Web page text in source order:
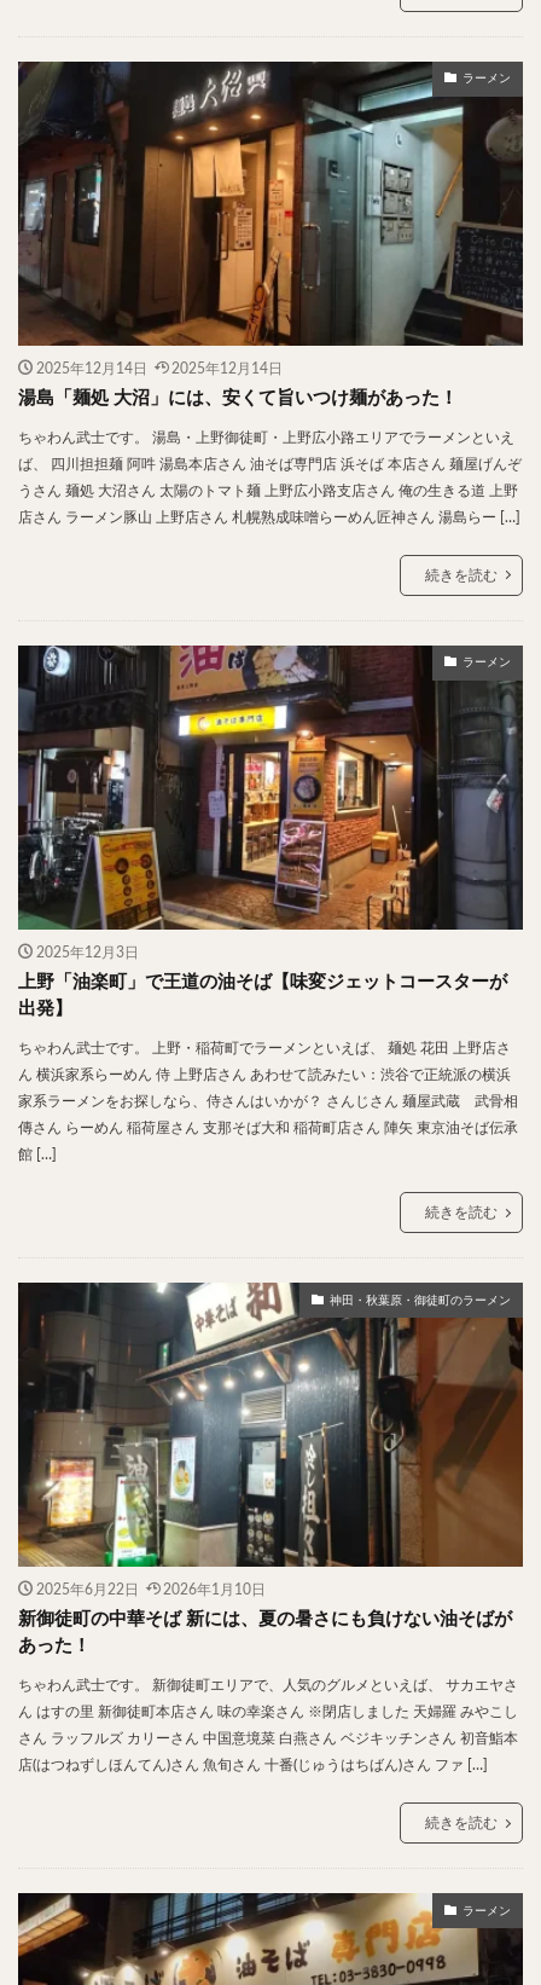
ラーメン
2025年12月14日 2025年12月14日
湯島「麺処 大沼」には、安くて旨いつけ麺があった！
ちゃわん武士です。 湯島・上野御徒町・上野広小路エリアでラーメンといえ
ば、 四川担担麺 阿吽 湯島本店さん 油そば専門店 浜そば 本店さん 麺屋げんぞ
うさん 麺処 大沼さん 太陽のトマト麺 上野広小路支店さん 俺の生きる道 上野
店さん ラーメン豚山 上野店さん 札幌熟成味噌らーめん匠神さん 湯島らー […]
続きを読む
ラーメン
2025年12月3日
上野「油楽町」で王道の油そば【味変ジェットコースターが
出発】
ちゃわん武士です。 上野・稲荷町でラーメンといえば、 麺処 花田 上野店さ
ん 横浜家系らーめん 侍 上野店さん あわせて読みたい：渋谷で正統派の横浜
家系ラーメンをお探しなら、侍さんはいかが？ さんじさん 麺屋武蔵 武骨相
傳さん らーめん 稲荷屋さん 支那そば大和 稲荷町店さん 陣矢 東京油そば伝承
館 […]
続きを読む
神田・秋葉原・御徒町のラーメン
2025年6月22日 2026年1月10日
新御徒町の中華そば 新には、夏の暑さにも負けない油そばが
あった！
ちゃわん武士です。 新御徒町エリアで、人気のグルメといえば、 サカエヤさ
ん はすの里 新御徒町本店さん 味の幸楽さん ※閉店しました 天婦羅 みやこし
さん ラッフルズ カリーさん 中国意境菜 白燕さん ベジキッチンさん 初音鮨本
店(はつねずしほんてん)さん 魚旬さん 十番(じゅうはちばん)さん ファ […]
続きを読む
ラーメン